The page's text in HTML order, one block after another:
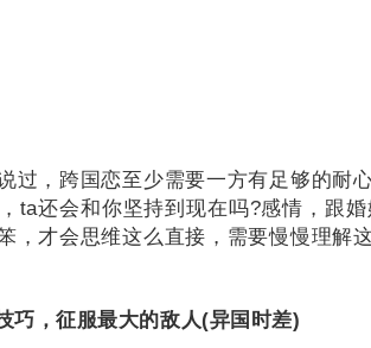
过，跨国恋至少需要一方有足够的耐
ta还会和你坚持到现在吗?感情，跟
，才会思维这么直接，需要慢慢理解这
巧，征服最大的敌人(异国时差)